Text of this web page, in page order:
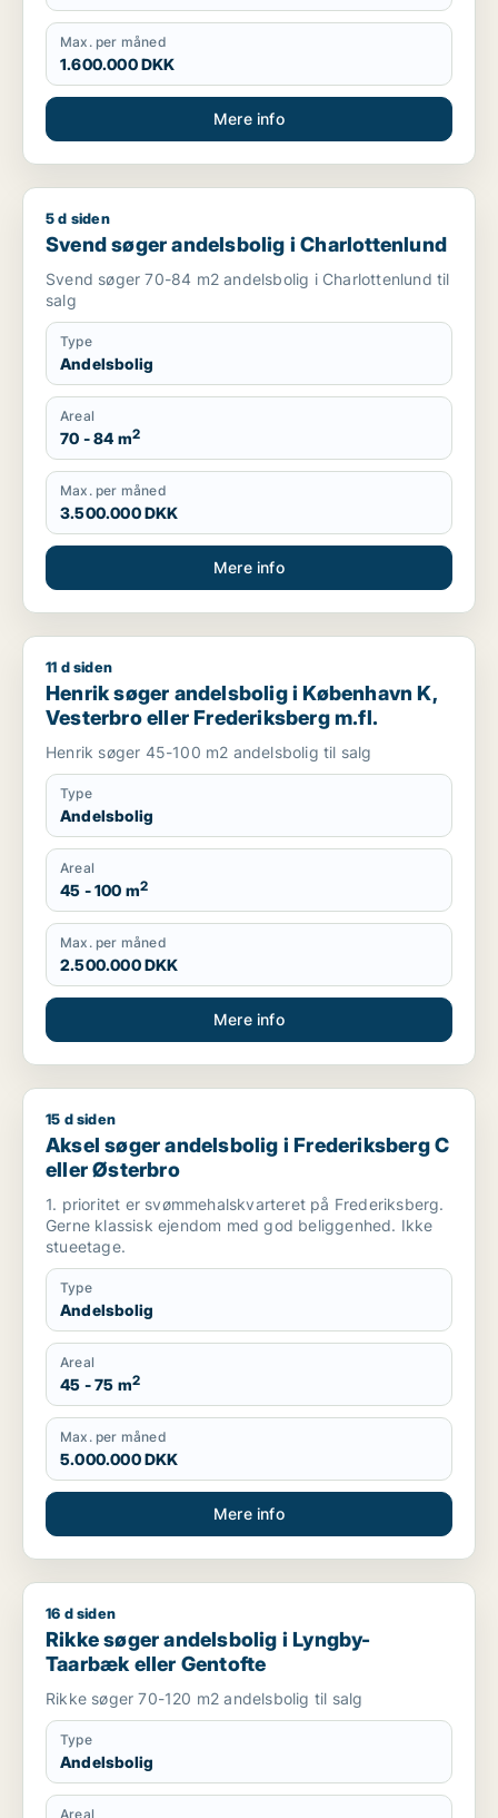
Max. per måned
1.600.000 DKK
Mere info
Svend søger andelsbolig i Charlottenlund
5 d siden
Svend søger andelsbolig i Charlottenlund
Svend søger 70-84 m2 andelsbolig i Charlottenlund til
salg
Type
Andelsbolig
Areal
70 - 84 m2
Max. per måned
3.500.000 DKK
Mere info
Henrik søger andelsbolig i København K, Vesterbro eller
11 d siden
Henrik søger andelsbolig i København K,
Vesterbro eller Frederiksberg m.fl.
Henrik søger 45-100 m2 andelsbolig til salg
Type
Andelsbolig
Areal
45 - 100 m2
Max. per måned
2.500.000 DKK
Mere info
Aksel søger andelsbolig i Frederiksberg C eller Østerbro
15 d siden
Aksel søger andelsbolig i Frederiksberg C
eller Østerbro
1. prioritet er svømmehalskvarteret på Frederiksberg.
Gerne klassisk ejendom med god beliggenhed. Ikke
stueetage.
Type
Andelsbolig
Areal
45 - 75 m2
Max. per måned
5.000.000 DKK
Mere info
Rikke søger andelsbolig i Lyngby-Taarbæk eller Gentofte
16 d siden
Rikke søger andelsbolig i Lyngby-
Taarbæk eller Gentofte
Rikke søger 70-120 m2 andelsbolig til salg
Type
Andelsbolig
Areal